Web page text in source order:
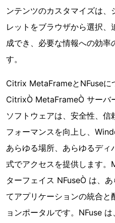
ンテンツのカスタマイズは、
レットをブラウザから選択
成でき、必要な情報への効率
す。
Citrix MetaFrameとNFuseに
CitrixÒ MetaFrameÒ サーバ
ソフトウェアは、安全性、
フォーマンスを向上し、
あらゆる場所、あらゆるデ
式でアクセスを提供します
ターフェイス NFuseÒ は、
てアプリケーションの統合と
ョンポータルです。NFuse